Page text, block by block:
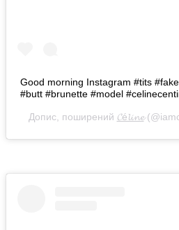
Good morning Instagram #tits
#butt #brunette #model
Допис, поширений 𝓒é𝓵𝓲𝓷𝓮